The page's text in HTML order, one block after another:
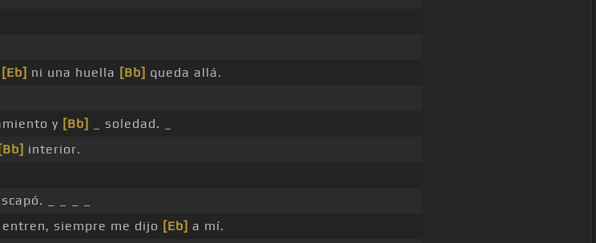
[Eb] ni una huella [Bb] queda allá.
y [Bb]
_ soledad. _
[Bb] interior.
_ _ _ _
siempre me dijo [Eb] a mí.